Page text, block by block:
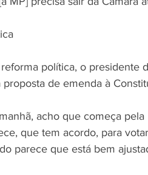
reforma política, o
proposta de emenda à
acho que começa
que tem acordo, para
parece que está bem